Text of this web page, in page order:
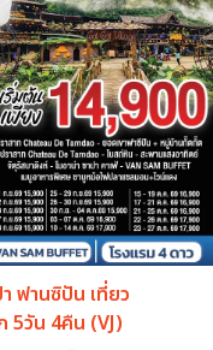
ฟานซิปัน เที่ยว
5วัน 4คืน (VJ)